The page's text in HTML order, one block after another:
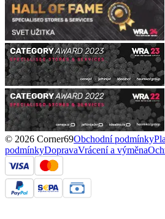
© 2026 Corner69Obchodní podmínky
podmínkyDopravaVrácení a výměna